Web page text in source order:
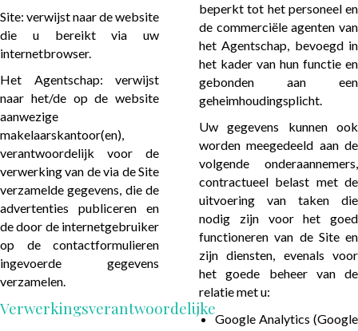
Site: verwijst naar de website
die u bereikt via uw
internetbrowser.
Het Agentschap: verwijst
naar het/de op de website
aanwezige
makelaarskantoor(en),
verantwoordelijk voor de
verwerking van de via de Site
verzamelde gegevens, die de
advertenties publiceren en
de door de internetgebruiker
op de contactformulieren
ingevoerde gegevens
verzamelen.
Verwerkingsverantwoordelijke
beperkt tot het personeel en
de commerciële agenten van
het Agentschap, bevoegd in
het kader van hun functie en
gebonden aan een
geheimhoudingsplicht.
Uw gegevens kunnen ook
worden meegedeeld aan de
volgende onderaannemers,
contractueel belast met de
uitvoering van taken die
nodig zijn voor het goed
functioneren van de Site en
zijn diensten, evenals voor
het goede beheer van de
relatie met u:
Google Analytics (Google